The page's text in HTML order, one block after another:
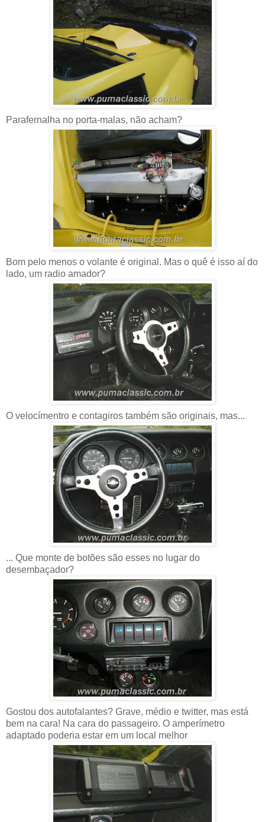
Parafernalha no porta-malas, não acham?
Bom pelo menos o volante é original. Mas o quê é isso aí do
lado, um radio amador?
O velocímentro e contagiros também são originais, mas...
... Que monte de botões são esses no lugar do
desembaçador?
Gostou dos autofalantes? Grave, médio e twitter, mas está
bem na cara! Na cara do passageiro. O amperímetro
adaptado poderia estar em um local melhor